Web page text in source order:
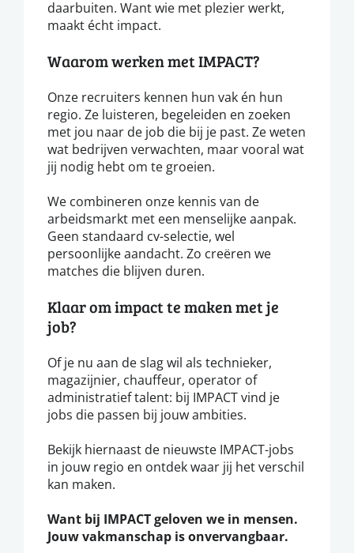
daarbuiten. Want wie met plezier werkt,
maakt écht impact.
Waarom werken met IMPACT?
Onze recruiters kennen hun vak én hun
regio. Ze luisteren, begeleiden en zoeken
met jou naar de job die bij je past. Ze weten
wat bedrijven verwachten, maar vooral wat
jij nodig hebt om te groeien.
We combineren onze kennis van de
arbeidsmarkt met een menselijke aanpak.
Geen standaard cv-selectie, wel
persoonlijke aandacht. Zo creëren we
matches die blijven duren.
Klaar om impact te maken met je
job?
Of je nu aan de slag wil als technieker,
magazijnier, chauffeur, operator of
administratief talent: bij IMPACT vind je
jobs die passen bij jouw ambities.
Bekijk hiernaast de nieuwste IMPACT-jobs
in jouw regio en ontdek waar jij het verschil
kan maken.
Want bij IMPACT geloven we in mensen.
Jouw vakmanschap is onvervangbaar.